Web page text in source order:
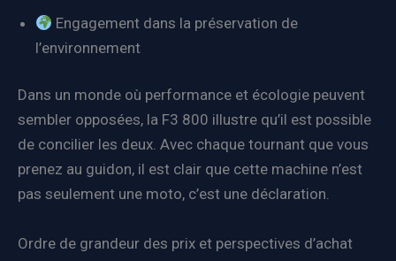
Engagement dans la préservation de
l’environnement
Dans un monde où performance et écologie peuvent
sembler opposées, la F3 800 illustre qu’il est possible
de concilier les deux. Avec chaque tournant que vous
prenez au guidon, il est clair que cette machine n’est
pas seulement une moto, c’est une déclaration.
Ordre de grandeur des prix et perspectives d’achat